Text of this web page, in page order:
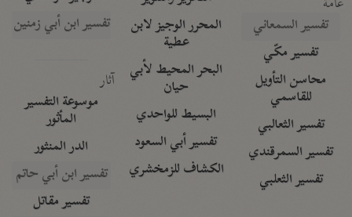
عامّة
تفسير السمعاني
تفسير مكّي
محاسن التأويل
للقاسمي
تفسير الثعالبي
تفسير السمرقندي
تفسير الثعلبي
المحرر الوجيز لابن
عطية
البحر المحيط لأبي
حيان
البسيط للواحدي
تفسير أبي السعود
الكشاف للزمخشري
تفسير ابن أبي زمنين
آثار
موسوعة التفسير
المأثور
الدر المنثور
تفسير ابن أبي حاتم
تفسير مقاتل